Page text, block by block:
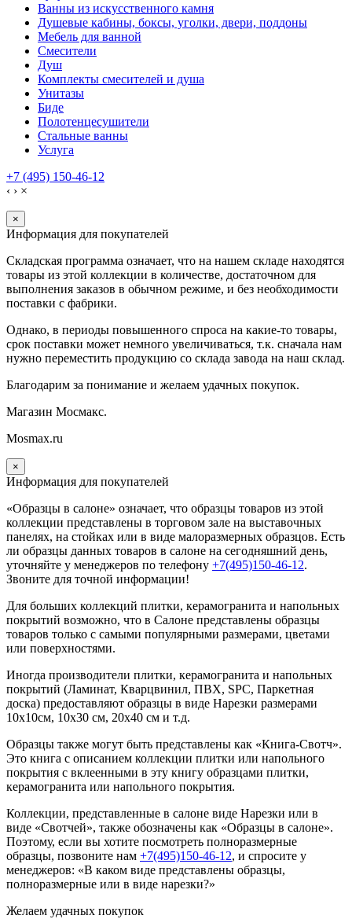
Ванны из искусственного камня
Душевые кабины, боксы, уголки, двери, поддоны
Мебель для ванной
Смесители
Душ
Комплекты смесителей и душа
Унитазы
Биде
Полотенцесушители
Стальные ванны
Услуга
+7 (495) 150-46-12
‹ › ×
×
Информация для покупателей
Складская программа означает, что на нашем складе находятся
товары из этой коллекции в количестве, достаточном для
выполнения заказов в обычном режиме, и без необходимости
поставки с фабрики.
Однако, в периоды повышенного спроса на какие-то товары,
срок поставки может немного увеличиваться, т.к. сначала нам
нужно переместить продукцию со склада завода на наш склад.
Благодарим за понимание и желаем удачных покупок.
Магазин Мосмакс.
Mosmax.ru
×
Информация для покупателей
«Образцы в салоне» означает, что образцы товаров из этой
коллекции представлены в торговом зале на выставочных
панелях, на стойках или в виде малоразмерных образцов. Есть
ли образцы данных товаров в салоне на сегодняшний день,
уточняйте у менеджеров по телефону +7(495)150-46-12.
Звоните для точной информации!
Для больших коллекций плитки, керамогранита и напольных
покрытий возможно, что в Салоне представлены образцы
товаров только с самыми популярными размерами, цветами
или поверхностями.
Иногда производители плитки, керамогранита и напольных
покрытий (Ламинат, Кварцвинил, ПВХ, SPC, Паркетная
доска) предоставляют образцы в виде Нарезки размерами
10х10см, 10х30 см, 20х40 см и т.д.
Образцы также могут быть представлены как «Книга-Свотч».
Это книга с описанием коллекции плитки или напольного
покрытия с вклеенными в эту книгу образцами плитки,
керамогранита или напольного покрытия.
Коллекции, представленные в салоне виде Нарезки или в
виде «Свотчей», также обозначены как «Образцы в салоне».
Поэтому, если вы хотите посмотреть полноразмерные
образцы, позвоните нам +7(495)150-46-12, и спросите у
менеджеров: «В каком виде представлены образцы,
полноразмерные или в виде нарезки?»
Желаем удачных покупок